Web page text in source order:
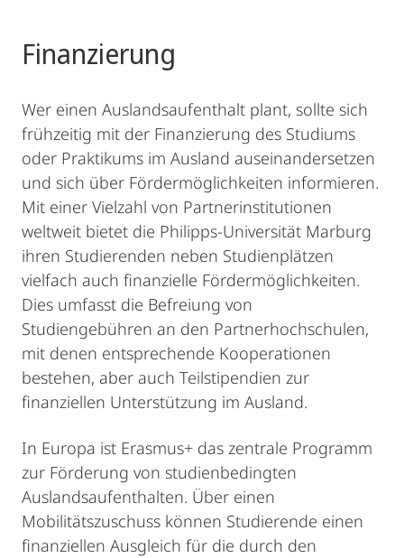
Finanzierung
Wer einen Auslandsaufenthalt plant, sollte sich
frühzeitig mit der Finanzierung des Studiums
oder Praktikums im Ausland auseinandersetzen
und sich über Fördermöglichkeiten informieren.
Mit einer Vielzahl von Partnerinstitutionen
weltweit bietet die Philipps-Universität Marburg
ihren Studierenden neben Studienplätzen
vielfach auch finanzielle Fördermöglichkeiten.
Dies umfasst die Befreiung von
Studiengebühren an den Partnerhochschulen,
mit denen entsprechende Kooperationen
bestehen, aber auch Teilstipendien zur
finanziellen Unterstützung im Ausland.
In Europa ist Erasmus+ das zentrale Programm
zur Förderung von studienbedingten
Auslandsaufenthalten. Über einen
Mobilitätszuschuss können Studierende einen
finanziellen Ausgleich für die durch den